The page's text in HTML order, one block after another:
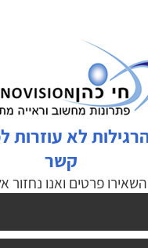
לא עוזרות
קשר
השאירו פרטים ואנו נחזור